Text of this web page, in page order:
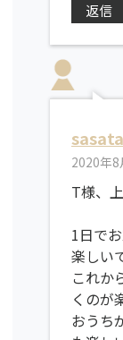
返信
2020年8
T様、
1日で
楽しい
これか
くのが
おうち